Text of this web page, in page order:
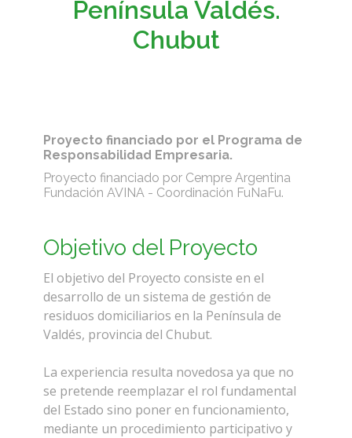
Península Valdés.
Chubut
Proyecto financiado por el Programa de
Responsabilidad Empresaria.
Proyecto financiado por Cempre Argentina
Fundación AVINA - Coordinación FuNaFu.
Objetivo del Proyecto
El objetivo del Proyecto consiste en el
desarrollo de un sistema de gestión de
residuos domiciliarios en la Península de
Valdés, provincia del Chubut.
La experiencia resulta novedosa ya que no
se pretende reemplazar el rol fundamental
del Estado sino poner en funcionamiento,
mediante un procedimiento participativo y